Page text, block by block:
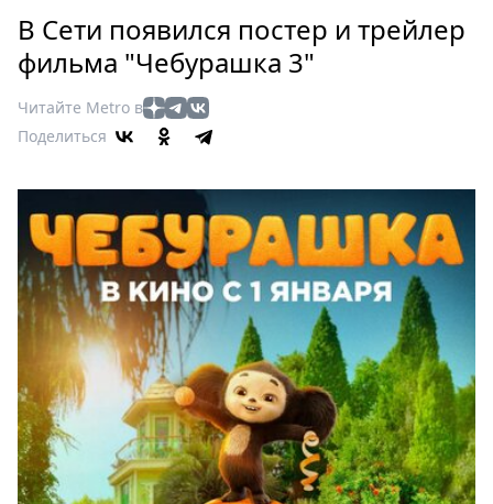
Россия
Мир
Здоровье
Туризм
Мода
Театр
Кино
Афиша
Книги
Выставки
Пресс-
релизы
Metro
Стримы
В Сети появился постер и трейлер
фильма "Чебурашка 3"
Читайте Metro в
Поделиться